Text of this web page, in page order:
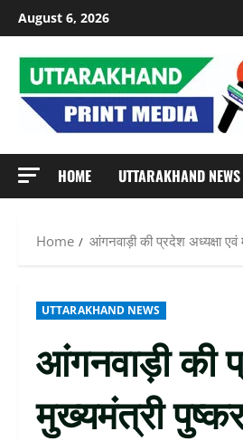
Skip
to
content
August 6, 2026
HOME UTTARAKHAND NEWS
Home आंगनवाड़ी की प्रदेश अध्यक्षा
UTTARAKHAND NEWS
आंगनवाड़ी की
मुख्यमंत्री